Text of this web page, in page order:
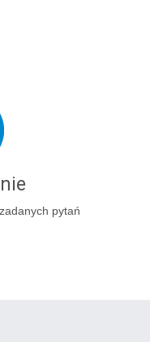
pytań